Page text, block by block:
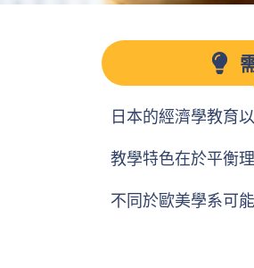
日本的經濟學教育
教學特色在於平衡
不同於歐美學系可